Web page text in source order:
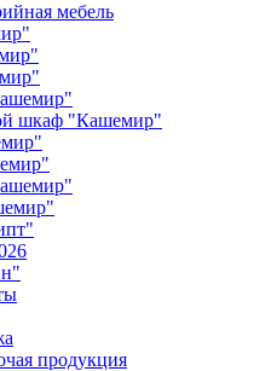
мебель
шкаф "Кашемир"
продукция